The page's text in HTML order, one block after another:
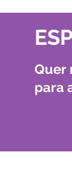
Quer
para